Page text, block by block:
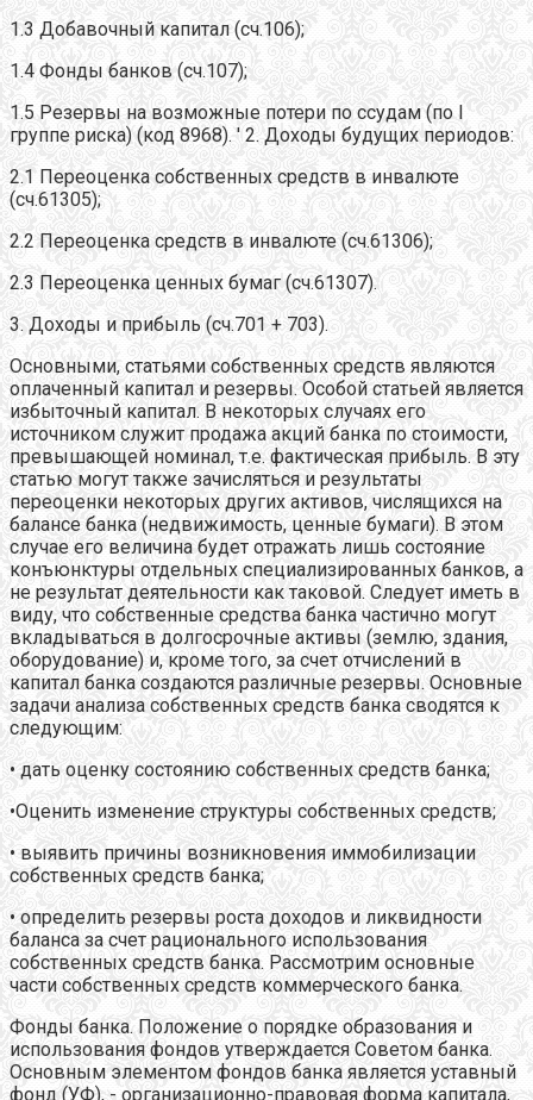
1.3 Добавочный капитал (сч.106);
1.4 Фонды банков (сч.107);
1.5 Резервы на возможные потери по ссудам (по I
группе риска) (код 8968). ' 2. Доходы будущих периодов:
2.1 Переоценка собственных средств в инвалюте
(сч.61305);
2.2 Переоценка средств в инвалюте (сч.61306);
2.3 Переоценка ценных бумаг (сч.61307).
3. Доходы и прибыль (сч.701 + 703).
Основными, статьями собственных средств являются
оплаченный капитал и резервы. Особой статьей является
избыточный капитал. В некоторых случаях его
источником служит продажа акций банка по стоимости,
превышающей номинал, т.е. фактическая прибыль. В эту
статью могут также зачисляться и результаты
переоценки некоторых других активов, числящихся на
балансе банка (недвижимость, ценные бумаги). В этом
случае его величина будет отражать лишь состояние
конъюнктуры отдельных специализированных банков, а
не результат деятельности как таковой. Следует иметь в
виду, что собственные средства банка частично могут
вкладываться в долгосрочные активы (землю, здания,
оборудование) и, кроме того, за счет отчислений в
капитал банка создаются различные резервы. Основные
задачи анализа собственных средств банка сводятся к
следующим:
• дать оценку состоянию собственных средств банка;
•Оценить изменение структуры собственных средств;
• выявить причины возникновения иммобилизации
собственных средств банка;
• определить резервы роста доходов и ликвидности
баланса за счет рационального использования
собственных средств банка. Рассмотрим основные
части собственных средств коммерческого банка.
Фонды банка. Положение о порядке образования и
использования фондов утверждается Советом банка.
Основным элементом фондов банка является уставный
фонд (УФ), - организационно-правовая форма капитала,